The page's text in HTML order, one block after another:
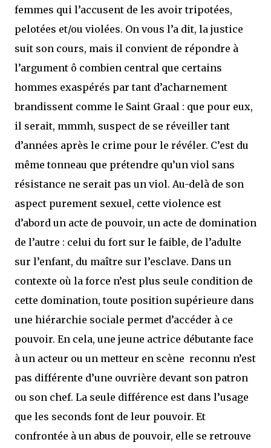
femmes qui l’accusent de les avoir tripotées,
pelotées et/ou violées. On vous l’a dit, la justice
suit son cours, mais il convient de répondre à
l’argument ô combien central que certains
hommes exaspérés par tant d’acharnement
brandissent comme le Saint Graal : que pour eux,
il serait, mmmh, suspect de se réveiller tant
d’années après le crime pour le révéler. C’est du
même tonneau que prétendre qu’un viol sans
résistance ne serait pas un viol. Au-delà de son
aspect purement sexuel, cette violence est
d’abord un acte de pouvoir, un acte de domination
de l’autre : celui du fort sur le faible, de l’adulte
sur l’enfant, du maître sur l’esclave. Dans un
contexte où la force n’est plus seule condition de
cette domination, toute position supérieure dans
une hiérarchie sociale permet d’accéder à ce
pouvoir. En cela, une jeune actrice débutante face
à un acteur ou un metteur en scène reconnu n’est
pas différente d’une ouvrière devant son patron
ou son chef. La seule différence est dans l’usage
que les seconds font de leur pouvoir. Et
confrontée à un abus de pouvoir, elle se retrouve